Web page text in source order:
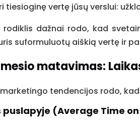
tiesioginę vertę jūsų verslui:
rodiklis dažnai rodo, kad
suformuluotų aiškią vertę ir
matavimas:
tendencijos rodo,
(Average Time